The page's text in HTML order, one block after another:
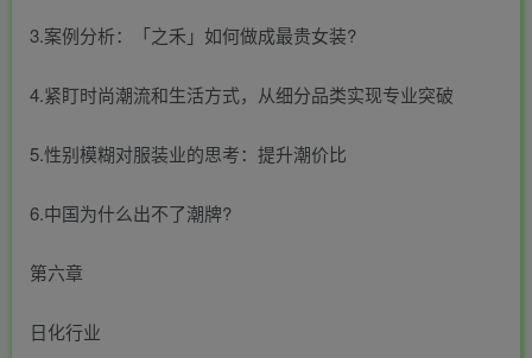
3.案例分析：「之禾」如何做成最贵女装?
4.紧盯时尚潮流和生活方式，从细分品类实现专业突破
5.性别模糊对服装业的思考：提升潮价比
6.中国为什么出不了潮牌?
第六章
日化行业